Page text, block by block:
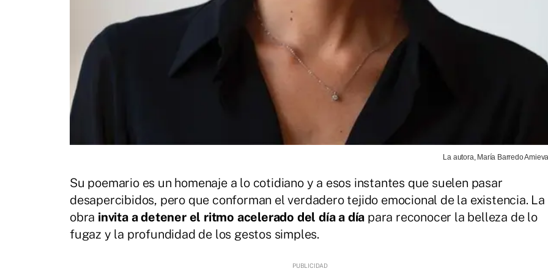
La autora, María Barredo
Su poemario es un homenaje a lo cotidiano y a esos instantes que suelen pasar
desapercibidos, pero que conforman el verdadero tejido emocional de la existencia. La
obra invita a detener el ritmo acelerado del día a día para reconocer la belleza de lo
fugaz y la profundidad de los gestos simples.